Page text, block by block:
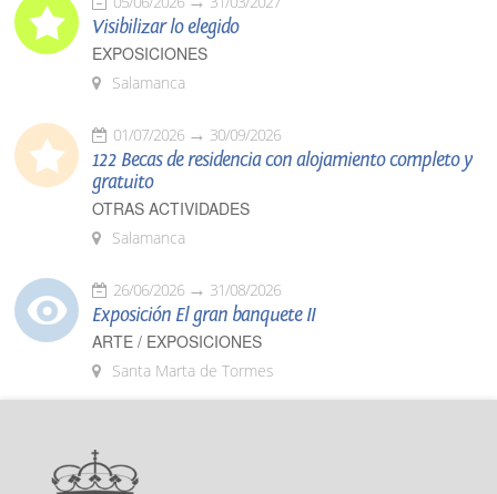
Visibilizar lo elegido
EXPOSICIONES
Salamanca
01/07/2026 30/09/2026
122 Becas de residencia con alojamiento completo y
gratuito
OTRAS ACTIVIDADES
Salamanca
26/06/2026 31/08/2026
Exposición El gran banquete II
ARTE / EXPOSICIONES
Santa Marta de Tormes